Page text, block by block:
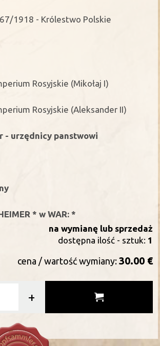
1918 - Królestwo Polskie
Rosyjskie (Mikołaj I)
Rosyjskie (Aleksander II)
- urzędnicy panstwowi
* w WAR: *
na wymianę lub sprzedaż
dostępna ilość - sztuk: 1
cena / wartość wymiany: 30.00 €
+